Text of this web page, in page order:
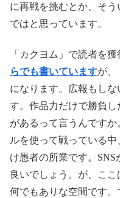
に再戦を挑むとか、そ
ではと思っています。
「カクヨム」で読者を
らでも書いていますが、
になります。広報もし
す。作品力だけで勝負
があるって言うんです
ルを使って戦っている
け愚者の所業です。
良いでしょう。が、ここ
何でもありな空間です